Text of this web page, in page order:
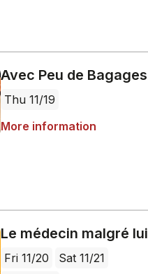
Avec Peu de Bagages
Thu 11/19
More information
Le médecin malgré lui
Fri 11/20
Sat 11/21